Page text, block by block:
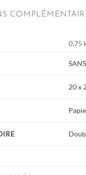
0,75
SANS
20 x